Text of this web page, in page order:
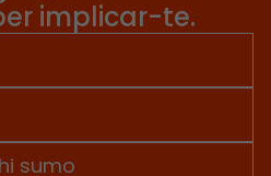
implicar-te.